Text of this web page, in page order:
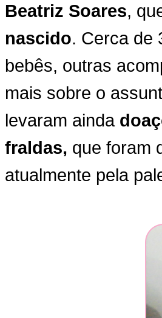
Beatriz Soares,
nascido. Cerca de
bebês, outras
mais sobre o
levaram ainda
fraldas, que foram
atualmente pela